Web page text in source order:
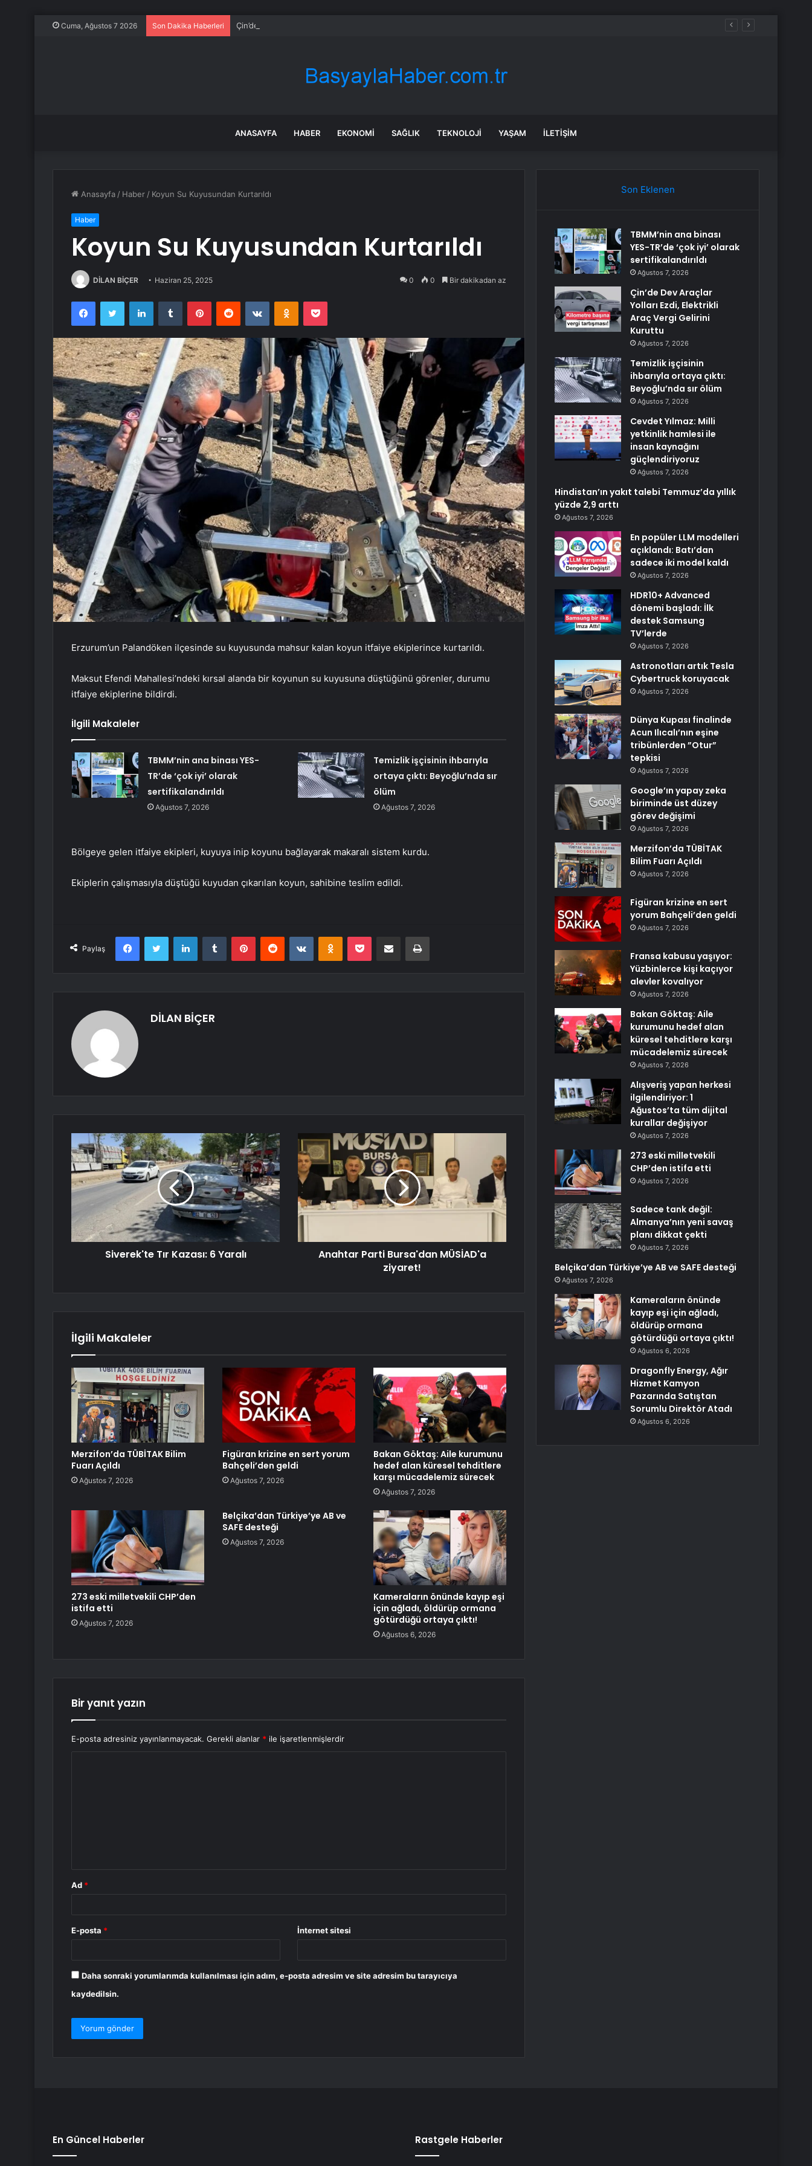
Cuma, Ağustos 7 2026 Son Dakika Haberleri Çin’de Dev Araçlar Yolları Ezdi, Elektrikli Araç Vergi Gelirini Kuruttu
ANASAYFA HABER EKONOMI SAĞLIK TEKNOLOJI YAŞAM İLETIŞIM
Anasayfa / Haber / Koyun Su Kuyusundan Kurtarıldı
Haber
Koyun Su Kuyusundan Kurtarıldı
DİLAN BİÇER Haziran 25, 2025 0 0 Bir dakikadan az
FacebookTwitter LinkedInTumblr PinterestReddit VKontakteOdnoklassniki
Pocket
Erzurum’un Palandöken ilçesinde su kuyusunda mahsur kalan koyun itfaiye ekiplerince kurtarıldı.
Maksut Efendi Mahallesi’ndeki kırsal alanda bir koyunun su kuyusuna düştüğünü görenler, durumu
itfaiye ekiplerine bildirdi.
İlgili Makaleler
TBMM’nin ana binası YES-
TR’de ‘çok iyi’ olarak
sertifikalandırıldı
Ağustos 7, 2026
Temizlik işçisinin ihbarıyla
ortaya çıktı: Beyoğlu’nda sır
ölüm
Ağustos 7, 2026
Bölgeye gelen itfaiye ekipleri, kuyuya inip koyunu bağlayarak makaralı sistem kurdu.
Ekiplerin çalışmasıyla düştüğü kuyudan çıkarılan koyun, sahibine teslim edildi.
Paylaş
FacebookTwitter LinkedInTumblr PinterestReddit VKontakteOdnoklassniki
Pocket E-Posta ile paylaş Yazdır
DİLAN BİÇER
Siverek'te Tır Kazası: 6 Yaralı
Anahtar Parti Bursa'dan MÜSİAD'a
ziyaret!
İlgili Makaleler
Merzifon’da TÜBİTAK Bilim
Fuarı Açıldı
Ağustos 7, 2026
Figüran krizine en sert yorum
Bahçeli’den geldi
Ağustos 7, 2026
Bakan Göktaş: Aile kurumunu
hedef alan küresel tehditlere
karşı mücadelemiz sürecek
Ağustos 7, 2026
273 eski milletvekili CHP’den
istifa etti
Ağustos 7, 2026
Belçika’dan Türkiye’ye AB ve
SAFE desteği
Ağustos 7, 2026
Kameraların önünde kayıp eşi
için ağladı, öldürüp ormana
götürdüğü ortaya çıktı!
Ağustos 6, 2026
Bir yanıt yazın
E-posta adresiniz yayınlanmayacak. Gerekli alanlar * ile işaretlenmişlerdir
Ad *
E-posta * İnternet sitesi
Daha sonraki yorumlarımda kullanılması için adım, e-posta adresim ve site adresim bu tarayıcıya
kaydedilsin.
Son Eklenen
TBMM’nin ana binası
YES-TR’de ‘çok iyi’ olarak
sertifikalandırıldı
Ağustos 7, 2026
Çin’de Dev Araçlar
Yolları Ezdi, Elektrikli
Araç Vergi Gelirini
Kuruttu
Ağustos 7, 2026
Temizlik işçisinin
ihbarıyla ortaya çıktı:
Beyoğlu’nda sır ölüm
Ağustos 7, 2026
Cevdet Yılmaz: Milli
yetkinlik hamlesi ile
insan kaynağını
güçlendiriyoruz
Ağustos 7, 2026
Hindistan’ın yakıt talebi Temmuz’da yıllık
yüzde 2,9 arttı
Ağustos 7, 2026
En popüler LLM modelleri
açıklandı: Batı’dan
sadece iki model kaldı
Ağustos 7, 2026
HDR10+ Advanced
dönemi başladı: İlk
destek Samsung
TV’lerde
Ağustos 7, 2026
Astronotları artık Tesla
Cybertruck koruyacak
Ağustos 7, 2026
Dünya Kupası finalinde
Acun Ilıcalı’nın eşine
tribünlerden ”Otur”
tepkisi
Ağustos 7, 2026
Google’ın yapay zeka
biriminde üst düzey
görev değişimi
Ağustos 7, 2026
Merzifon’da TÜBİTAK
Bilim Fuarı Açıldı
Ağustos 7, 2026
Figüran krizine en sert
yorum Bahçeli’den geldi
Ağustos 7, 2026
Fransa kabusu yaşıyor:
Yüzbinlerce kişi kaçıyor
alevler kovalıyor
Ağustos 7, 2026
Bakan Göktaş: Aile
kurumunu hedef alan
küresel tehditlere karşı
mücadelemiz sürecek
Ağustos 7, 2026
Alışveriş yapan herkesi
ilgilendiriyor: 1
Ağustos’ta tüm dijital
kurallar değişiyor
Ağustos 7, 2026
273 eski milletvekili
CHP’den istifa etti
Ağustos 7, 2026
Sadece tank değil:
Almanya’nın yeni savaş
planı dikkat çekti
Ağustos 7, 2026
Belçika’dan Türkiye’ye AB ve SAFE desteği
Ağustos 7, 2026
Kameraların önünde
kayıp eşi için ağladı,
öldürüp ormana
götürdüğü ortaya çıktı!
Ağustos 6, 2026
Dragonfly Energy, Ağır
Hizmet Kamyon
Pazarında Satıştan
Sorumlu Direktör Atadı
Ağustos 6, 2026
En Güncel Haberler Rastgele Haberler